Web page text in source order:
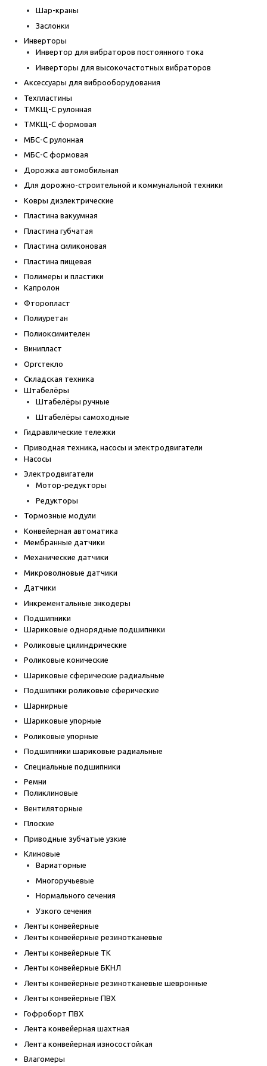
Шар-краны
Заслонки
Инверторы
Инвертор для вибраторов постоянного тока
Инверторы для высокочастотных вибраторов
Аксессуары для виброоборудования
Техпластины
ТМКЩ-С рулонная
ТМКЩ-С формовая
МБС-С рулонная
МБС-С формовая
Дорожка автомобильная
Для дорожно-строительной и коммунальной техники
Ковры диэлектрические
Пластина вакуумная
Пластина губчатая
Пластина силиконовая
Пластина пищевая
Полимеры и пластики
Капролон
Фторопласт
Полиуретан
Полиоксимителен
Винипласт
Оргстекло
Складская техника
Штабелёры
Штабелёры ручные
Штабелёры самоходные
Гидравлические тележки
Приводная техника, насосы и электродвигатели
Насосы
Электродвигатели
Мотор-редукторы
Редукторы
Тормозные модули
Конвейерная автоматика
Мембранные датчики
Механические датчики
Микроволновые датчики
Датчики
Инкрементальные энкодеры
Подшипники
Шариковые однорядные подшипники
Роликовые цилиндрические
Роликовые конические
Шариковые сферические радиальные
Подшипнки роликовые сферические
Шарнирные
Шариковые упорные
Роликовые упорные
Подшипники шариковые радиальные
Специальные подшипники
Ремни
Поликлиновые
Вентиляторные
Плоские
Приводные зубчатые узкие
Клиновые
Вариаторные
Многоручьевые
Нормального сечения
Узкого сечения
Ленты конвейерные
Ленты конвейерные резинотканевые
Ленты конвейерные ТК
Ленты конвейерные БКНЛ
Ленты конвейерные резинотканевые шевронные
Ленты конвейерные ПВХ
Гофроборт ПВХ
Лента конвейерная шахтная
Лента конвейерная износостойкая
Влагомеры